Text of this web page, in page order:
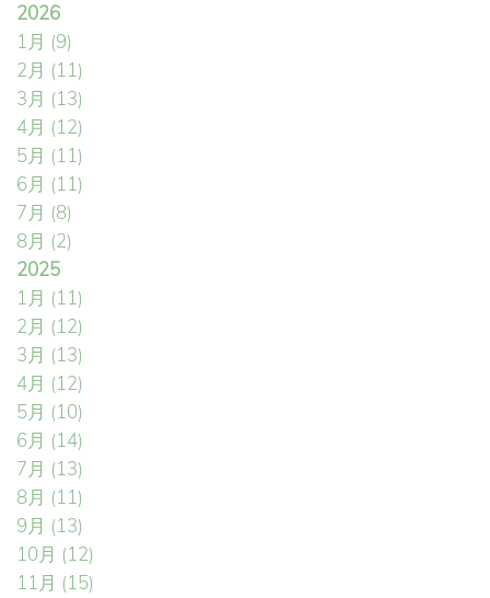
2026
1月 (9)
2月 (11)
3月 (13)
4月 (12)
5月 (11)
6月 (11)
7月 (8)
8月 (2)
2025
1月 (11)
2月 (12)
3月 (13)
4月 (12)
5月 (10)
6月 (14)
7月 (13)
8月 (11)
9月 (13)
10月 (12)
11月 (15)